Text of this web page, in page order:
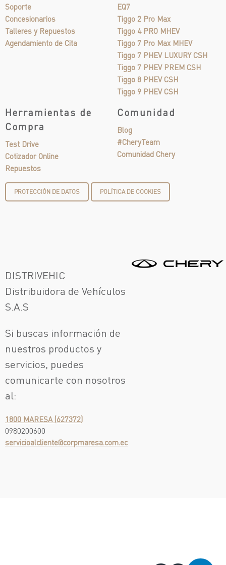
Soporte
Concesionarios
Talleres y Repuestos
Agendamiento de Cita
EQ7
Tiggo 2 Pro Max
Tiggo 4 PRO MHEV
Tiggo 7 Pro Max MHEV
Tiggo 7 PHEV LUXURY CSH
Tiggo 7 PHEV PREM CSH
Tiggo 8 PHEV CSH
Tiggo 9 PHEV CSH
Herramientas de
Compra
Test Drive
Cotizador Online
Repuestos
Comunidad
Blog
#CheryTeam
Comunidad Chery
PROTECCIÓN DE DATOS POLÍTICA DE COOKIES
DISTRIVEHIC
Distribuidora de Vehículos
S.A.S
Si buscas información de
nuestros productos y
servicios, puedes
comunicarte con nosotros
al:
1800 MARESA (627372)
0980200600
servicioalcliente@corpmaresa.com.ec